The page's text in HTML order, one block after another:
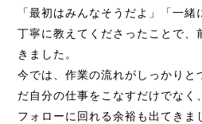
「最初はみんなそうだよ」「一
丁寧に教えてくださったことで、
きました。
今では、作業の流れがしっかりと
だ自分の仕事をこなすだけでなく
フォローに回れる余裕も出てきま